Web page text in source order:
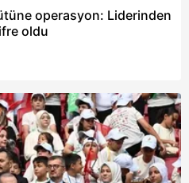
operasyon: Liderinden
oldu